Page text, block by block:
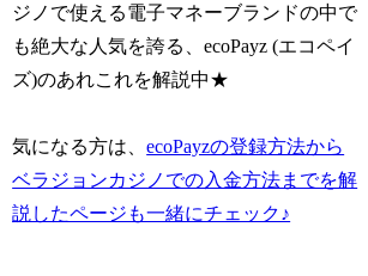
ジノで使える電子マネーブランドの中で
も絶大な人気を誇る、ecoPayz (エコペイ
ズ)のあれこれを解説中★
気になる方は、ecoPayzの登録方法から
ベラジョンカジノでの入金方法までを解
説したページも一緒にチェック♪